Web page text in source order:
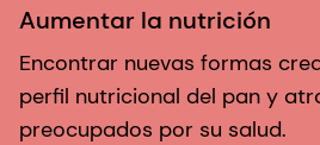
Aumentar la nutrición
Encontrar nuevas formas
perfil nutricional del pan y
preocupados por su salud.